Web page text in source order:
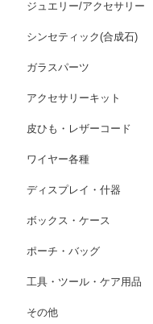
ジュエリー/アクセサリー
シンセティック(合成石)
ガラスパーツ
アクセサリーキット
皮ひも・レザーコード
ワイヤー各種
ディスプレイ・什器
ボックス・ケース
ポーチ・バッグ
工具・ツール・ケア用品
その他